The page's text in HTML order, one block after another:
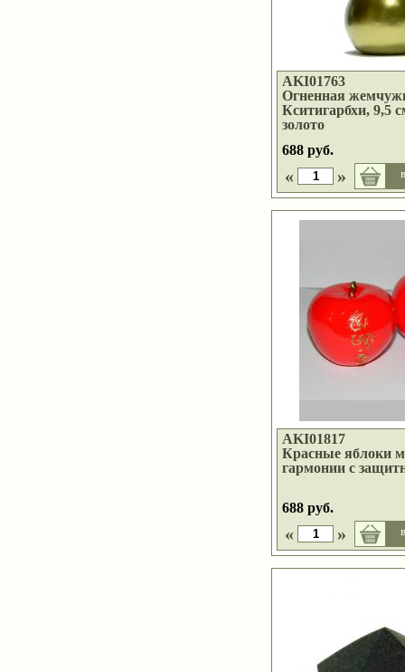
AKI01763
Огненная
Кситигарбхи, 9,5
золото
688 руб.
« »
AKI01817
Красные яблоки
гармонии с
688 руб.
« »